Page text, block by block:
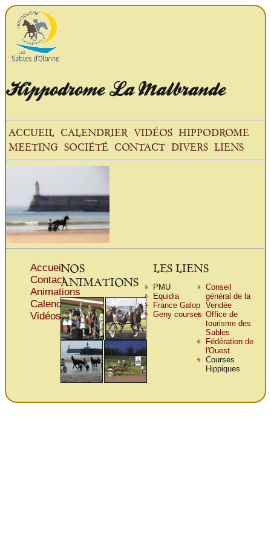
HippodromeLa Malbrande
ACCUEIL CALENDRIER VIDÉOS HIPPODROME
MEETING SOCIÉTÉ CONTACT DIVERS LIENS
Accueil
Contact
Animations
Calendrier
Vidéos
NOS
ANIMATIONS
LES LIENS
PMU
Equidia
France Galop
Geny courses
Conseil
général de la
Vendée
Office de
tourisme des
Sables
Fédération de
l'Ouest
Courses
Hippiques